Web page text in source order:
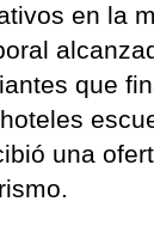
en la
que
una